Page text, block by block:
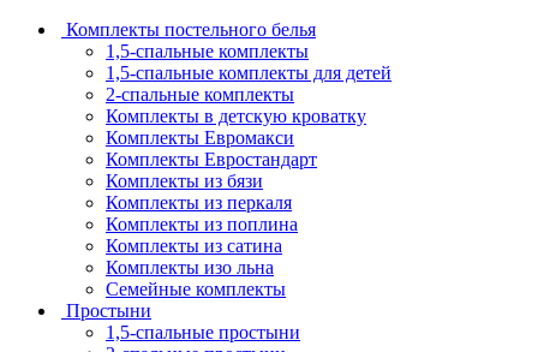
Комплекты постельного белья
1,5-спальные комплекты
1,5-спальные комплекты для детей
2-спальные комплекты
Комплекты в детскую кроватку
Комплекты Евромакси
Комплекты Евростандарт
Комплекты из бязи
Комплекты из перкаля
Комплекты из поплина
Комплекты из сатина
Комплекты изо льна
Семейные комплекты
Простыни
1,5-спальные простыни